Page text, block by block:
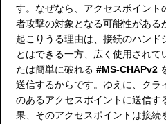
す。なぜなら、アクセスポイント
者攻撃の対象となる可能性がある
起こりうる理由は、接続のハンド
とはできる一方、広く使用されて
たは簡単に破れる #MS-CHAPv2
送信するからです。ゆえに、クラ
のあるアクセスポイントに送信す
果、そのアクセスポイントは接続